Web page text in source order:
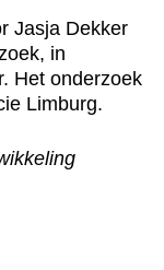
Jasja Dekker
in
Het onderzoek
Limburg.